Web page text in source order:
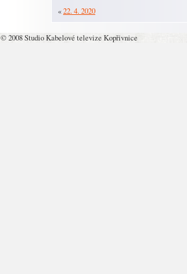
«22. 4. 2020
© 2008 Studio Kabelové televize Kopřivnice